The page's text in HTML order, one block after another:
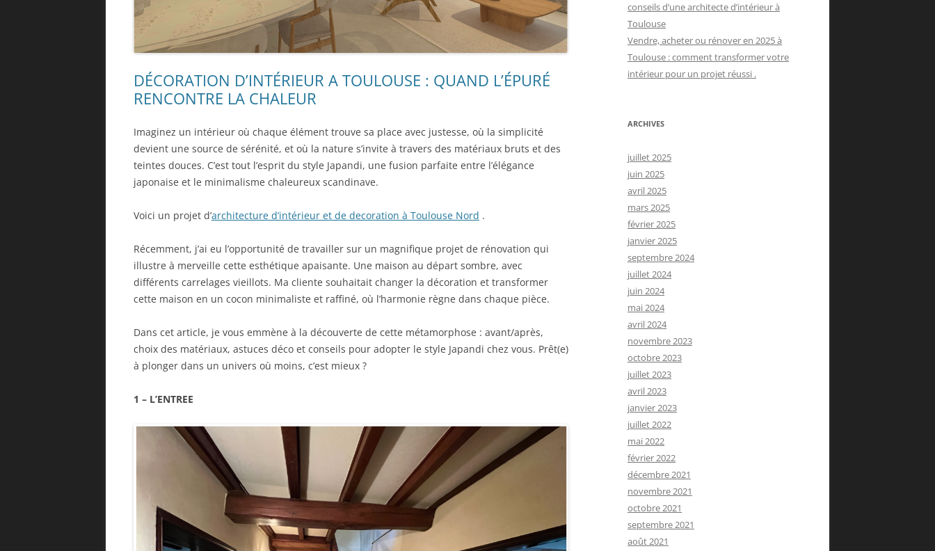
DÉCORATION D’INTÉRIEUR A TOULOUSE : QUAND L’ÉPURÉ
RENCONTRE LA CHALEUR
Imaginez un intérieur où chaque élément trouve sa place avec justesse, où la simplicité
devient une source de sérénité, et où la nature s’invite à travers des matériaux bruts et des
teintes douces. C’est tout l’esprit du style Japandi, une fusion parfaite entre l’élégance
japonaise et le minimalisme chaleureux scandinave.
Voici un projet d’architecture d’intérieur et de decoration à Toulouse Nord .
Récemment, j’ai eu l’opportunité de travailler sur un magnifique projet de rénovation qui
illustre à merveille cette esthétique apaisante. Une maison au départ sombre, avec
différents carrelages vieillots. Ma cliente souhaitait changer la décoration et transformer
cette maison en un cocon minimaliste et raffiné, où l’harmonie règne dans chaque pièce.
Dans cet article, je vous emmène à la découverte de cette métamorphose : avant/après,
choix des matériaux, astuces déco et conseils pour adopter le style Japandi chez vous. Prêt(e)
à plonger dans un univers où moins, c’est mieux ?
1 – L’ENTREE
conseils d’une architecte d’intérieur à
Toulouse
Vendre, acheter ou rénover en 2025 à
Toulouse : comment transformer votre
intérieur pour un projet réussi .
ARCHIVES
juillet 2025
juin 2025
avril 2025
mars 2025
février 2025
janvier 2025
septembre 2024
juillet 2024
juin 2024
mai 2024
avril 2024
novembre 2023
octobre 2023
juillet 2023
avril 2023
janvier 2023
juillet 2022
mai 2022
février 2022
décembre 2021
novembre 2021
octobre 2021
septembre 2021
août 2021